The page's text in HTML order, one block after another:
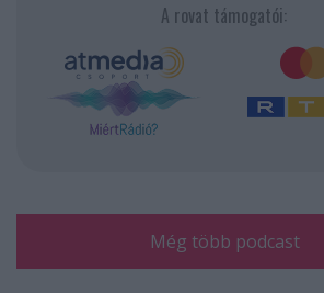
A rovat támogatói:
Még több podcast